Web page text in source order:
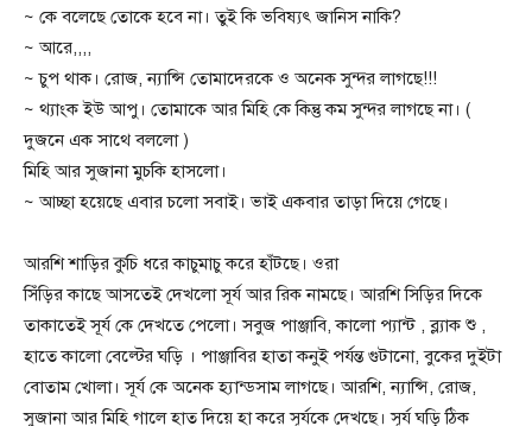
~ কে বলেছে তোকে হবে না। তুই কি ভবিষ্যৎ জানিস নাকি?
~ আরে,,,,
~ চুপ থাক। রোজ, ন্যান্সি তোমাদেরকে ও অনেক সুন্দর লাগছে!!!
~ থ্যাংক ইউ আপু। তোমাকে আর মিহি কে কিন্তু কম সুন্দর লাগছে না। (
দুজনে এক সাথে বললো )
মিহি আর সুজানা মুচকি হাসলো।
~ আচ্ছা হয়েছে এবার চলো সবাই। ভাই একবার তাড়া দিয়ে গেছে।
আরশি শাড়ির কুচি ধরে কাচুমাচু করে হাঁটছে। ওরা
সিঁড়ির কাছে আসতেই দেখলো সূর্য আর রিক নামছে। আরশি সিড়ির দিকে
তাকাতেই সূর্য কে দেখতে পেলো। সবুজ পাঞ্জাবি, কালো প্যান্ট , ব্ল্যাক শু ,
হাতে কালো বেল্টের ঘড়ি । পাঞ্জাবির হাতা কনুই পর্যন্ত গুটানো, বুকের দুইটা
বোতাম খোলা। সূর্য কে অনেক হ্যান্ডসাম লাগছে। আরশি, ন্যান্সি, রোজ,
সুজানা আর মিহি গালে হাত দিয়ে হা করে সূর্যকে দেখছে। সূর্য ঘড়ি ঠিক